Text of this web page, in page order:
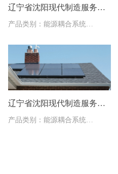
辽宁省沈阳现代制造服务学
校供暖项目
产品类别：能源耦合系统
热式采暖系统
辽宁省沈阳现代制造服务学
校供暖项目
产品类别：能源耦合系统